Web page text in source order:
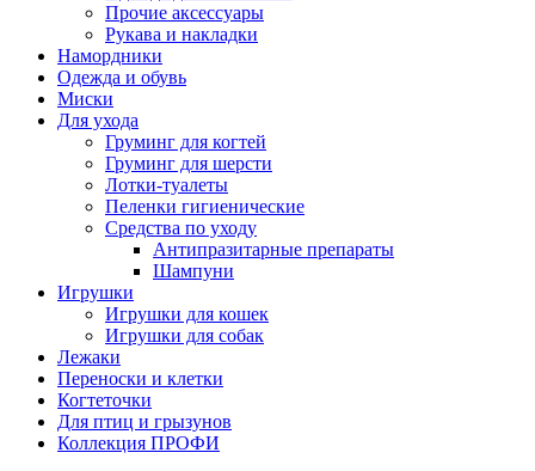
Прочие аксессуары
Рукава и накладки
Намордники
Одежда и обувь
Миски
Для ухода
Груминг для когтей
Груминг для шерсти
Лотки-туалеты
Пеленки гигиенические
Средства по уходу
Антипразитарные препараты
Шампуни
Игрушки
Игрушки для кошек
Игрушки для собак
Лежаки
Переноски и клетки
Когтеточки
Для птиц и грызунов
Коллекция ПРОФИ